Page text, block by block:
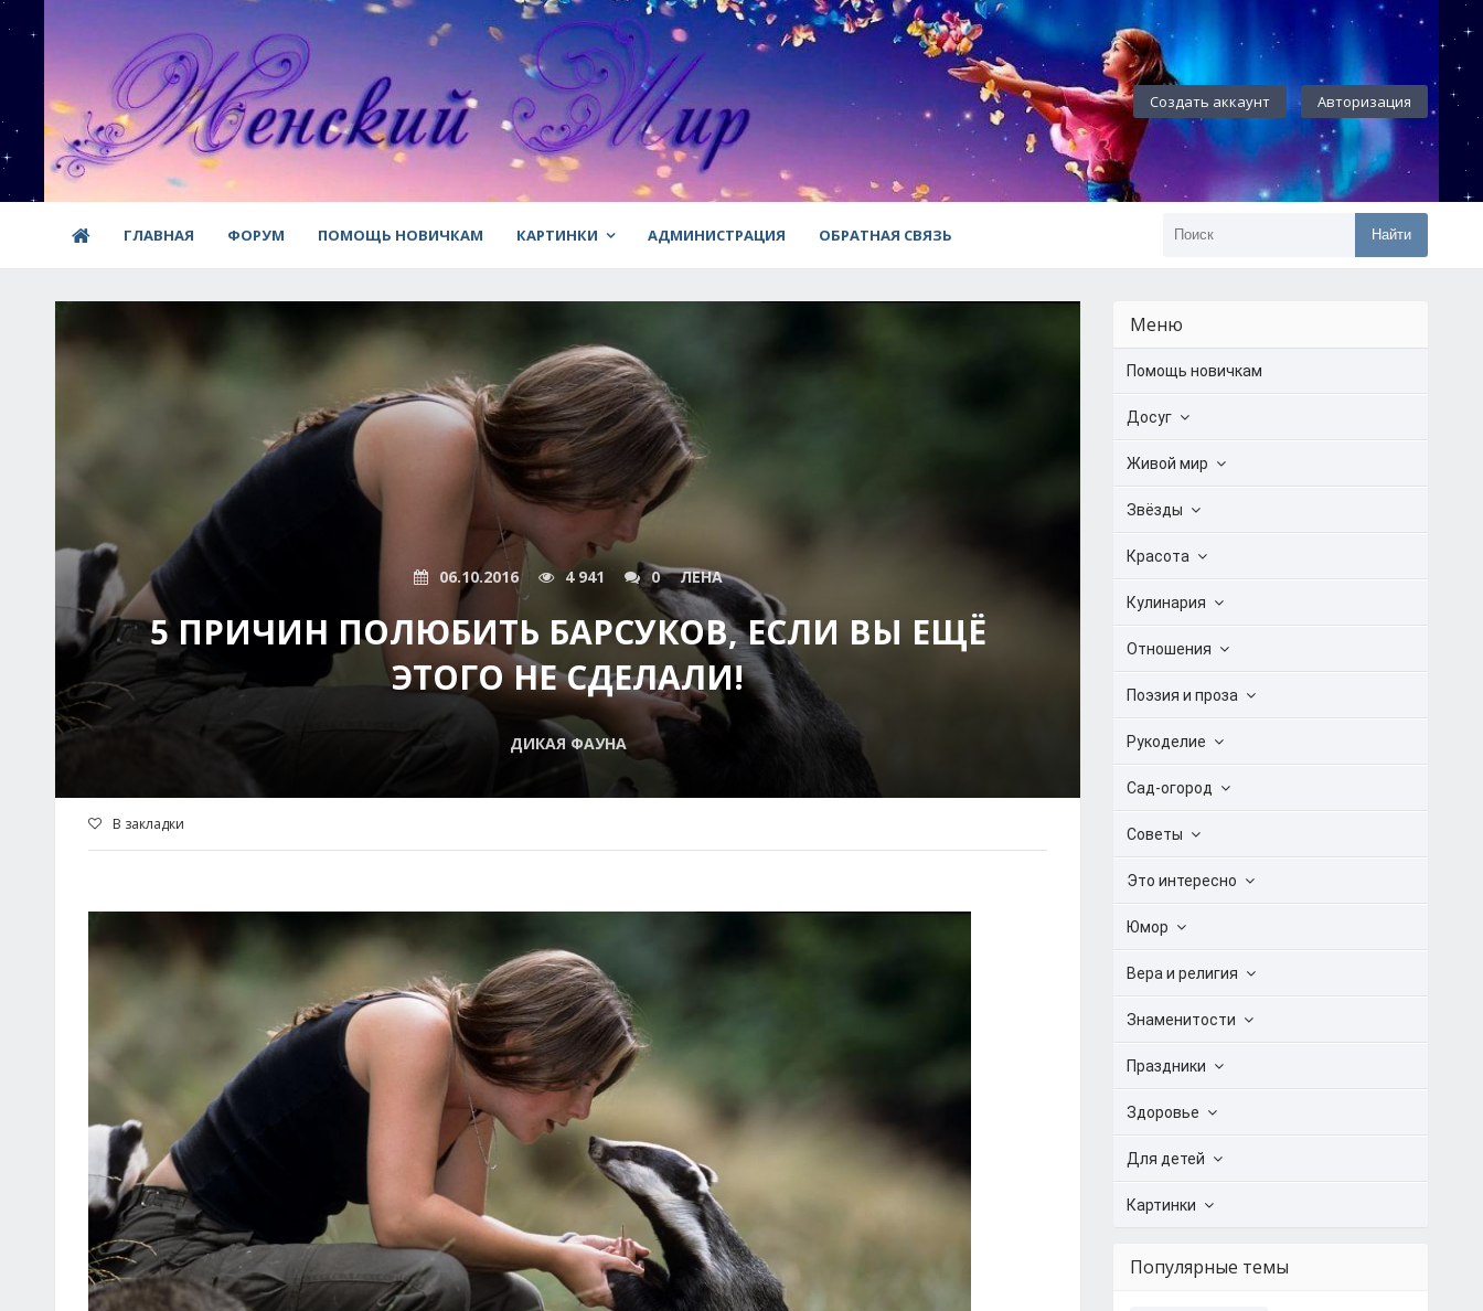
Создать аккаунт Авторизация
ГЛАВНАЯ ФОРУМ ПОМОЩЬ НОВИЧКАМ КАРТИНКИ АДМИНИСТРАЦИЯ ОБРАТНАЯ СВЯЗЬ Найти
06.10.2016 4 941 0 ЛЕНА
5 ПРИЧИН ПОЛЮБИТЬ БАРСУКОВ, ЕСЛИ ВЫ ЕЩЁ
ЭТОГО НЕ СДЕЛАЛИ!
ДИКАЯ ФАУНА
В закладки
Меню
Помощь новичкам
Досуг
Живой мир
Звёзды
Красота
Кулинария
Отношения
Поэзия и проза
Рукоделие
Сад-огород
Советы
Это интересно
Юмор
Вера и религия
Знаменитости
Праздники
Здоровье
Для детей
Картинки
Популярные темы